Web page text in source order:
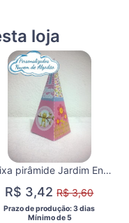
loja
Caixa pirâmide Jardim Encantado
R$ 3,42R$ 3,60
Prazo de produção: 3 dias
  Mínimo de 5